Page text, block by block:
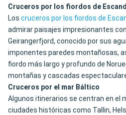
Cruceros por los fiordos de
Los cruceros por los fiordos de
admirar paisajes impresionantes
Geirangerfjord, conocido por sus
imponentes paredes montañosas,
fiordo más largo y profundo de
montañas y cascadas
Cruceros por el mar Báltico
Algunos itinerarios se centran en el
ciudades históricas como Tallin,